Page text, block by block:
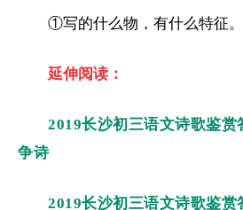
①写的什么物，有什么特征。
延伸阅读：
2019长沙初三语文诗歌鉴赏
争诗
2019长沙初三语文诗歌鉴赏